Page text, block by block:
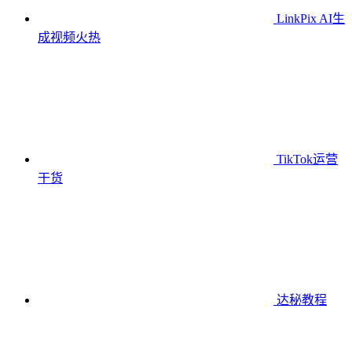
LinkPix AI生
成视频火热
TikTok运营
干货
达秘教程